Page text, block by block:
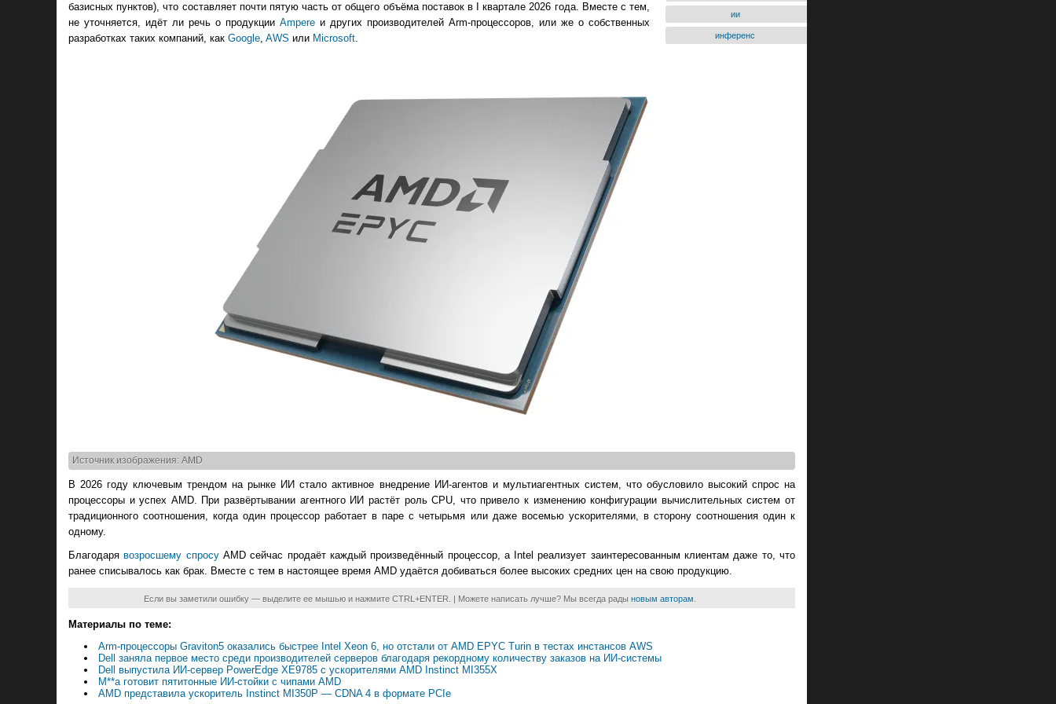
ии
инференс
базисных пунктов), что составляет почти пятую часть от общего объёма поставок в I квартале 2026 года. Вместе с тем,
не уточняется, идёт ли речь о продукции Ampere и других производителей Arm-процессоров, или же о собственных
разработках таких компаний, как Google, AWS или Microsoft.
Источник изображения: AMD
В 2026 году ключевым трендом на рынке ИИ стало активное внедрение ИИ-агентов и мультиагентных систем, что обусловило высокий спрос на
процессоры и успех AMD. При развёртывании агентного ИИ растёт роль CPU, что привело к изменению конфигурации вычислительных систем от
традиционного соотношения, когда один процессор работает в паре с четырьмя или даже восемью ускорителями, в сторону соотношения один к
одному.
Благодарявозросшему спросуAMD сейчас продаёт каждый произведённый процессор, а Intel реализует заинтересованным клиентам даже то, что
ранее списывалось как брак. Вместе с тем в настоящее время AMD удаётся добиваться более высоких средних цен на свою продукцию.
Если вы заметили ошибку — выделите ее мышью и нажмите CTRL+ENTER. | Можете написать лучше? Мы всегда рады новым авторам
Материалы по теме:
Arm-процессоры Graviton5 оказались быстрее Intel Xeon 6, но отстали от AMD EPYC Turin в тестах инстансов AWS
Dell заняла первое место среди производителей серверов благодаря рекордному количеству заказов на ИИ-системы
Dell выпустила ИИ-сервер PowerEdge XE9785 с ускорителями AMD Instinct MI355X
M**a готовит пятитонные ИИ-стойки с чипами AMD
AMD представила ускоритель Instinct MI350P — CDNA 4 в формате PCIe